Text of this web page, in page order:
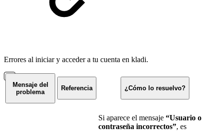
Errores al iniciar y acceder a tu cuenta en kladi.
Mensaje del
problema
Referencia ¿Cómo lo resuelvo?
Si aparece el mensaje “Usuario o
contraseña incorrectos”, es